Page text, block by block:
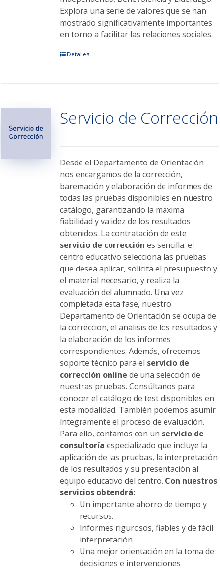
Explora una serie de valores que se han
mostrado significativamente importantes
en torno a facilitar las relaciones sociales.
Este
Las
opciones
elegir
en
la
página
de
producto
Detalles
Servicio de Corrección
Desde el Departamento de Orientación
nos encargamos de la corrección,
baremación y elaboración de informes de
todas las pruebas disponibles en nuestro
catálogo, garantizando la máxima
fiabilidad y validez de los resultados
obtenidos. La contratación de este
servicio de corrección es sencilla: el
centro educativo selecciona las pruebas
que desea aplicar, solicita el presupuesto y
el material necesario, y realiza la
evaluación del alumnado. Una vez
completada esta fase, nuestro
Departamento de Orientación se ocupa de
la corrección, el análisis de los resultados y
la elaboración de los informes
correspondientes. Además, ofrecemos
soporte técnico para el servicio de
corrección online de una selección de
nuestras pruebas. Consúltanos para
conocer el catálogo de test disponibles en
esta modalidad. También podemos asumir
íntegramente el proceso de evaluación.
Para ello, contamos con un servicio de
consultoría especializado que incluye la
aplicación de las pruebas, la interpretación
de los resultados y su presentación al
equipo educativo del centro. Con nuestros
servicios obtendrá:
Un importante ahorro de tiempo y
recursos.
Informes rigurosos, fiables y de fácil
interpretación.
Una mejor orientación en la toma de
decisiones e intervenciones